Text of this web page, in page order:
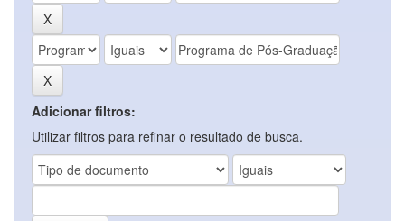
Adicionar filtros:
Utilizar filtros para refinar o resultado de busca.